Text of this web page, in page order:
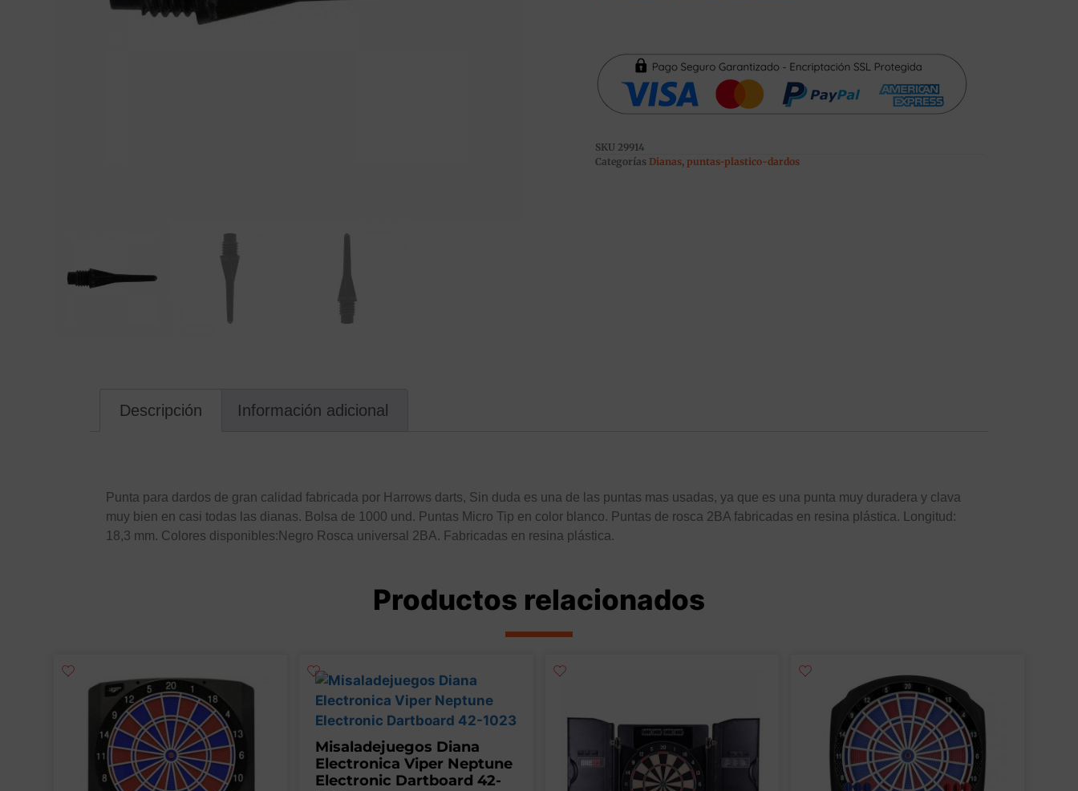
SKU 29914
Categorías Dianas, puntas-plastico-dardos
Descripción Información adicional
Punta para dardos de gran calidad fabricada por Harrows darts, Sin duda es una de las puntas mas usadas, ya que es una punta muy duradera y clava
muy bien en casi todas las dianas. Bolsa de 1000 und. Puntas Micro Tip en color blanco. Puntas de rosca 2BA fabricadas en resina plástica. Longitud:
18,3 mm. Colores disponibles:Negro Rosca universal 2BA. Fabricadas en resina plástica.
Productos relacionados
Misaladejuegos Diana
Electronica Viper Neptune
Electronic Dartboard 42-